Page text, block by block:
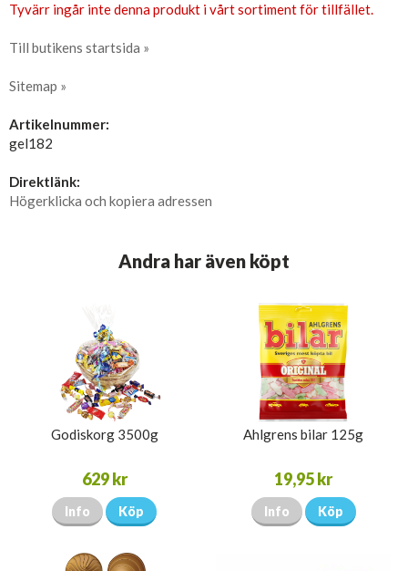
Tyvärr ingår inte denna produkt i vårt sortiment för tillfället.
Till butikens startsida »
Sitemap »
Artikelnummer:
gel182
Direktlänk:
Högerklicka och kopiera adressen
Andra har även köpt
Godiskorg 3500g
629 kr
Info Köp
Ahlgrens bilar 125g
19,95 kr
Info Köp